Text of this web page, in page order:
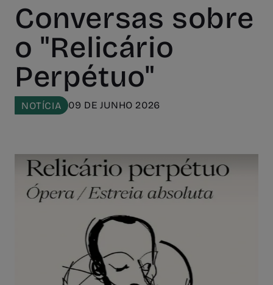
Conversas sobre
o "Relicário
Perpétuo"
NOTÍCIA 09 DE JUNHO 2026